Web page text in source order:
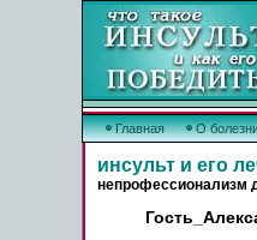
Главная О
инсульт и его
непрофессионализм